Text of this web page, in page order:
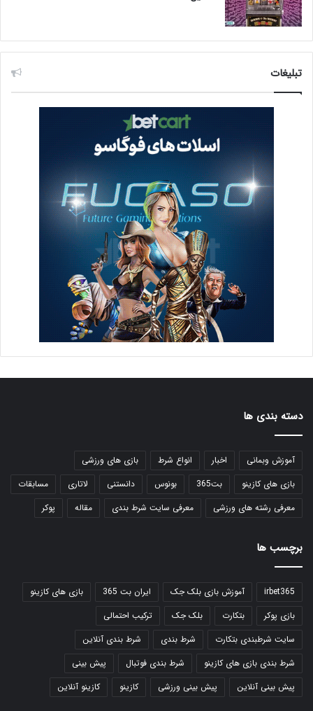
تبلیغات
دسته بندی ها
آموزش وبمانی اخبار انواع شرط
بازی های ورزشی
بازی های کازینو
بت365 بونوس دانستنی لاتاری
مسابقات
معرفی رشته های ورزشی
معرفی سایت شرط بندی مقاله پوکر
برچسب ها
irbet365 آموزش بازی بلک جک ایران بت 365
بازی های کازینو
بازی پوکر
بتکارت بلک جک
ترکیب احتمالی
سایت شرطبندی بتکارت
شرط بندی
شرط بندی آنلاین
شرط بندی بازی های کازینو
شرط بندی فوتبال
پیش بینی
پیش بینی آنلاین
پیش بینی ورزشی کازینو کازینو آنلاین